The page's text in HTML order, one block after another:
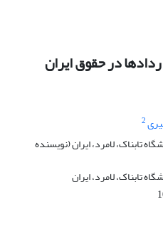
در حقوق ایران
2
لامرد، ایران (نویسنده
لامرد، ایران